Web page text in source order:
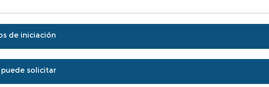
de iniciación
solicitar